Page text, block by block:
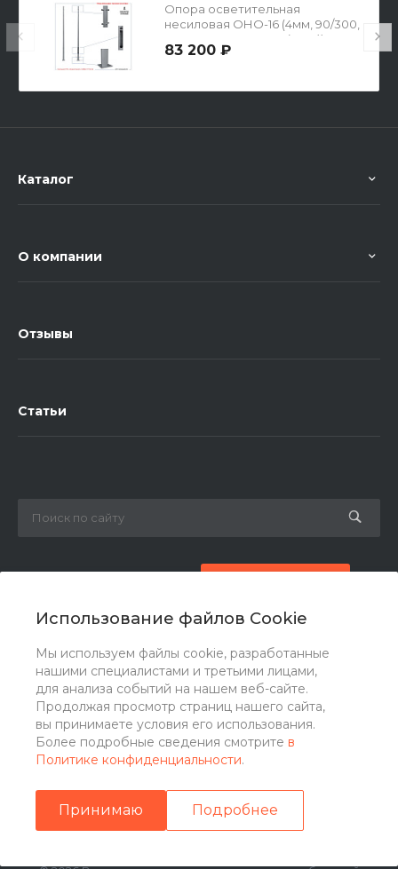
Использование файлов Cookie
Мы используем файлы cookie, разработанные
нашими специалистами и третьими лицами,
для анализа событий на нашем веб-сайте.
Продолжая просмотр страниц нашего сайта,
вы принимаете условия его использования.
Более подробные сведения смотрите в
Политике конфиденциальности.
Принимаю Подробнее
Опора осветительная
несиловая ОНО-16 (4мм, 90/300,
495х495х16-400-4х35(М30))
83 200 ₽
Каталог
О компании
Отзывы
Статьи
zakaz@ogk-opora.ru
г. Москва, г. Москва, ул. 7-я Парковая, 24